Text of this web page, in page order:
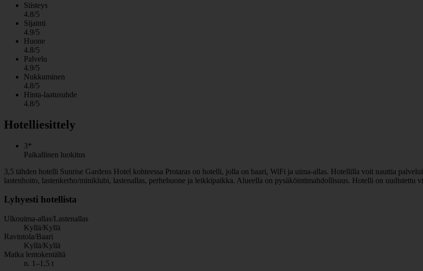
Siisteys
4.8/5
Sijainti
4.9/5
Huone
4.8/5
Palvelu
4.9/5
Nukkuminen
4.8/5
Hinta-laatusuhde
4.8/5
Hotelliesittely
3*
Paikallinen luokitus
3,5 tähden hotelli Sunrise Gardens Hotel kohteessa Protaras on hotelli, jolla on baari, WiFi ja uima-allas. Hotellilla voit nauttia
lastenhoito, lastenkerho/miniklubi, lastenallas, perhehuone ja leikkipaikka. Alueella on pysäköintimahdollisuus. Hotelli on uudistettu
Lyhyesti hotellista
Ulkouima-allas/Lastenallas
Kyllä/Kyllä
Ravintola/Baari
Kyllä/Kyllä
Matka lentokentältä
n. 1–1,5 t